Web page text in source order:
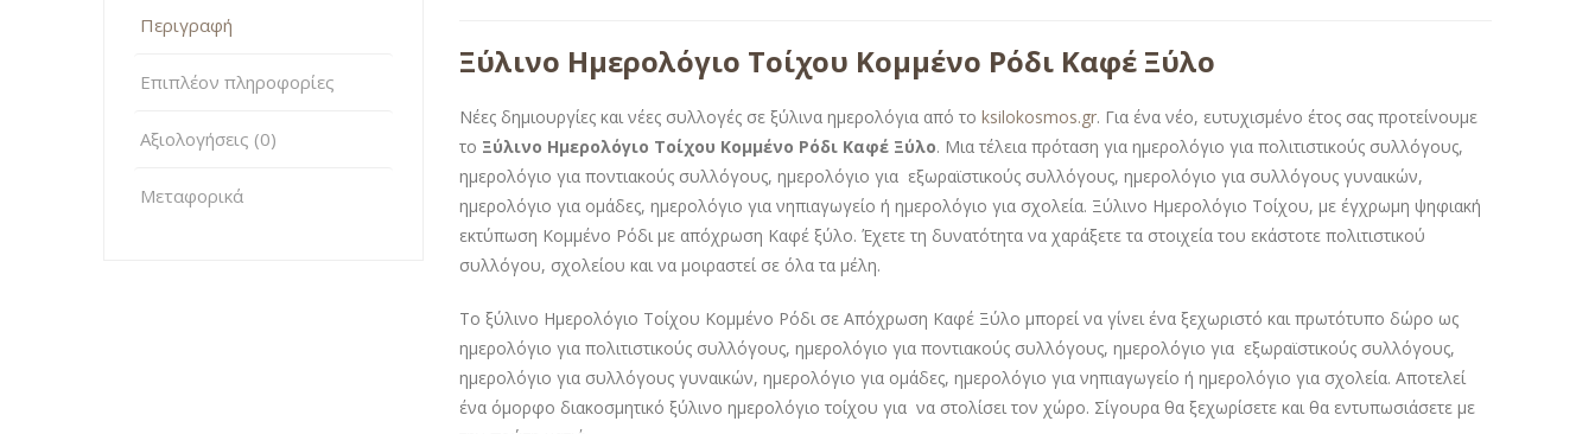
Περιγραφή
Επιπλέον πληροφορίες
Αξιολογήσεις (0)
Μεταφορικά
Ξύλινο Ημερολόγιο Τοίχου Κομμένο Ρόδι Καφέ Ξύλο
Νέες δημιουργίες και νέες συλλογές σε ξύλινα ημερολόγια από το ksilokosmos.gr. Για ένα νέο, ευτυχισμένο έτος σας προτείνουμε
το Ξύλινο Ημερολόγιο Τοίχου Κομμένο Ρόδι Καφέ Ξύλο. Μια τέλεια πρόταση για ημερολόγιο για πολιτιστικούς συλλόγους,
ημερολόγιο για ποντιακούς συλλόγους, ημερολόγιο για εξωραϊστικούς συλλόγους, ημερολόγιο για συλλόγους γυναικών,
ημερολόγιο για ομάδες, ημερολόγιο για νηπιαγωγείο ή ημερολόγιο για σχολεία. Ξύλινο Ημερολόγιο Τοίχου, με έγχρωμη ψηφιακή
εκτύπωση Κομμένο Ρόδι με απόχρωση Καφέ ξύλο. Έχετε τη δυνατότητα να χαράξετε τα στοιχεία του εκάστοτε πολιτιστικού
συλλόγου, σχολείου και να μοιραστεί σε όλα τα μέλη.
Το ξύλινο Ημερολόγιο Τοίχου Κομμένο Ρόδι σε Απόχρωση Καφέ Ξύλο μπορεί να γίνει ένα ξεχωριστό και πρωτότυπο δώρο ως
ημερολόγιο για πολιτιστικούς συλλόγους, ημερολόγιο για ποντιακούς συλλόγους, ημερολόγιο για εξωραϊστικούς συλλόγους,
ημερολόγιο για συλλόγους γυναικών, ημερολόγιο για ομάδες, ημερολόγιο για νηπιαγωγείο ή ημερολόγιο για σχολεία. Αποτελεί
ένα όμορφο διακοσμητικό ξύλινο ημερολόγιο τοίχου για να στολίσει τον χώρο. Σίγουρα θα ξεχωρίσετε και θα εντυπωσιάσετε με